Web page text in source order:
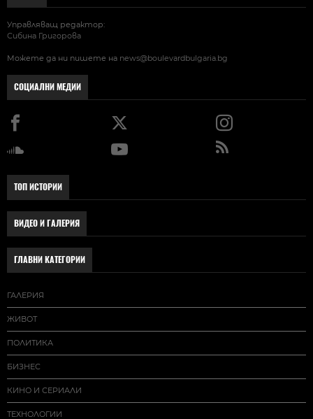
Управляващ редактор:
Сибина Григорова
Можете да ни пишете на news@boulevardbulgaria.bg
СОЦИАЛНИ МЕДИИ
ТОП ИСТОРИИ
ВИДЕО И ГАЛЕРИЯ
ГЛАВНИ КАТЕГОРИИ
ГАЛЕРИЯ
ЖИВОТ
ПОЛИТИКА
БИЗНЕС
КИНО И СЕРИАЛИ
ТЕХНОЛОГИИ